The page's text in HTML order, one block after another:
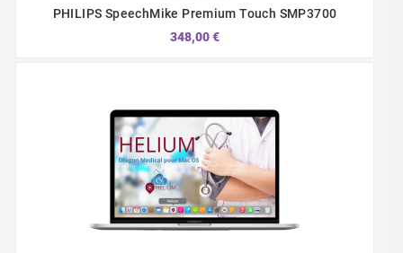
PHILIPS SpeechMike Premium Touch SMP3700
348,00 €